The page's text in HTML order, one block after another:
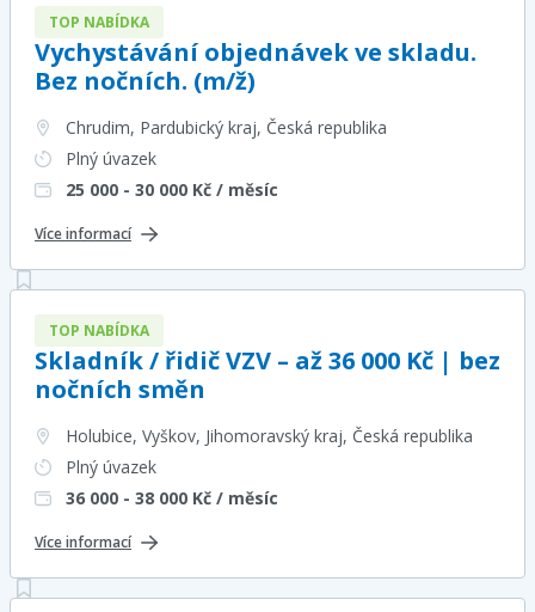
TOP NABÍDKA
Vychystávání objednávek ve skladu.
Bez nočních. (m/ž)
Chrudim, Pardubický kraj, Česká republika
Plný úvazek
25 000 - 30 000 Kč / měsíc
Více informací
TOP NABÍDKA
Skladník / řidič VZV – až 36 000 Kč | bez
nočních směn
Holubice, Vyškov, Jihomoravský kraj, Česká republika
Plný úvazek
36 000 - 38 000 Kč / měsíc
Více informací